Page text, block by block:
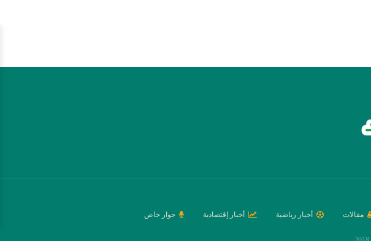
مقالات أخبار رياضية أخبار إقتصادية حوار خاص